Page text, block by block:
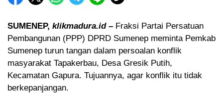
SUMENEP, klikmadura.id– Fraksi Partai Persatuan
Pembangunan (PPP) DPRD Sumenep meminta Pemkab
Sumenep turun tangan dalam persoalan konflik
masyarakat Tapakerbau, Desa Gresik Putih,
Kecamatan Gapura. Tujuannya, agar konflik itu tidak
berkepanjangan.